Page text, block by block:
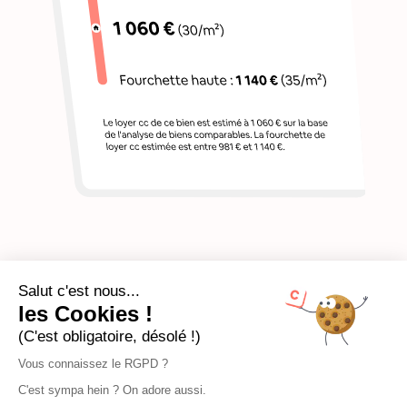
Salut c'est nous...
les Cookies !
(C'est obligatoire, désolé !)
Vous connaissez le RGPD ?
C'est sympa hein ? On adore aussi.